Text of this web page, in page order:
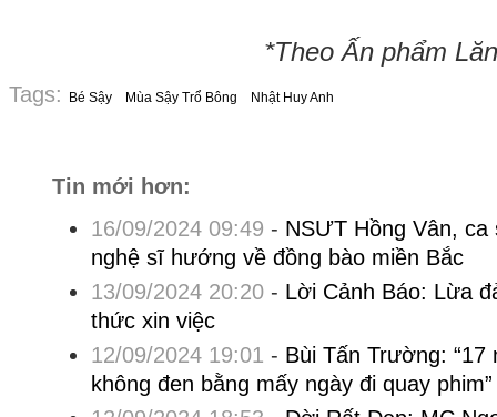
*Theo Ấn phẩm
Tags: Bé Sậy Mùa Sậy Trổ Bông Nhật Huy Anh
Tin mới hơn:
16/09/2024 09:49 - NSƯT Hồng Vân,
nghệ sĩ hướng về đồng bào miền Bắc
13/09/2024 20:20- Lời Cảnh Báo: Lừa
thức xin việc
12/09/2024 19:01 - Bùi Tấn Trường: “17
không đen bằng mấy ngày đi quay phim”